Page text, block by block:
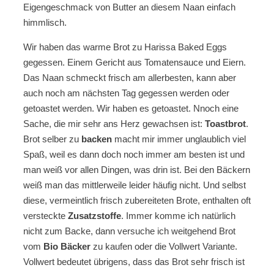
Eigengeschmack von Butter an diesem Naan einfach
himmlisch.
Wir haben das warme Brot zu Harissa Baked Eggs
gegessen. Einem Gericht aus Tomatensauce und Eiern.
Das Naan schmeckt frisch am allerbesten, kann aber
auch noch am nächsten Tag gegessen werden oder
getoastet werden. Wir haben es getoastet. Nnoch eine
Sache, die mir sehr ans Herz gewachsen ist: Toastbrot.
Brot selber zu backen macht mir immer unglaublich viel
Spaß, weil es dann doch noch immer am besten ist und
man weiß vor allen Dingen, was drin ist. Bei den Bäckern
weiß man das mittlerweile leider häufig nicht. Und selbst
diese, vermeintlich frisch zubereiteten Brote, enthalten oft
versteckte Zusatzstoffe. Immer komme ich natürlich
nicht zum Backe, dann versuche ich weitgehend Brot
vom Bio Bäcker zu kaufen oder die Vollwert Variante.
Vollwert bedeutet übrigens, dass das Brot sehr frisch ist